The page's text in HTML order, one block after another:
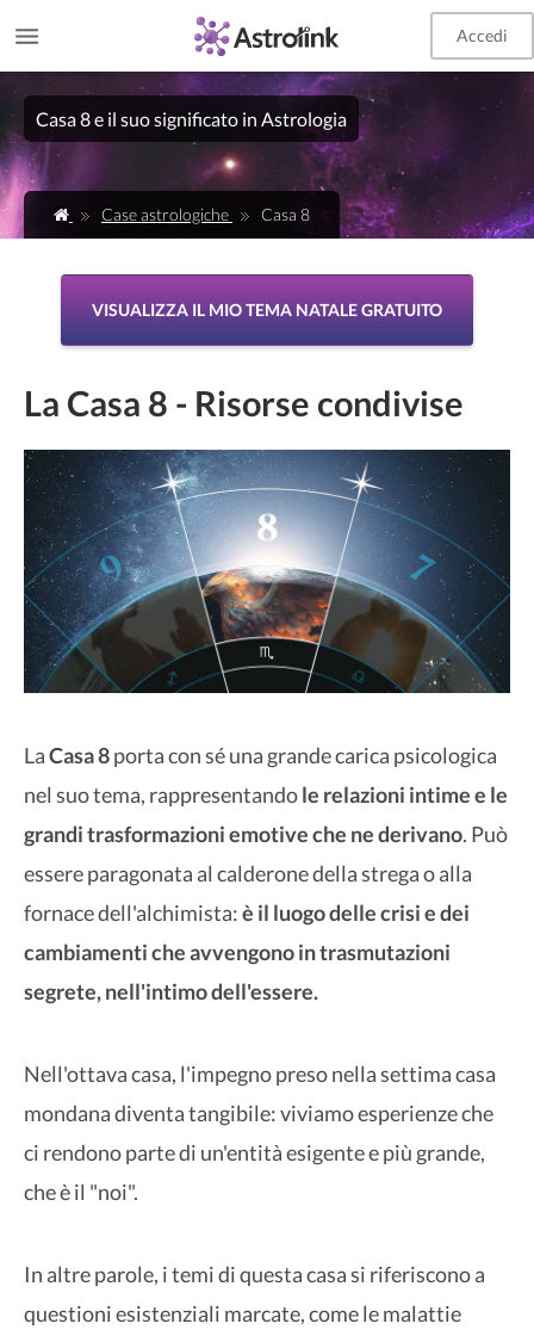
Accedi
Casa 8 e il suo significato in Astrologia
Case astrologiche Casa 8
VISUALIZZA IL MIO TEMA NATALE GRATUITO
La Casa 8 - Risorse condivise
LaCasa 8porta con sé una grande carica psicologica
nel suo tema, rappresentandole relazioni intime e le
grandi trasformazioni emotive che ne derivano. Può
essere paragonata al calderone della strega o alla
fornace dell'alchimista:è il luogo delle crisi e dei
cambiamenti che avvengono in trasmutazioni
segrete, nell'intimo dell'essere.
Nell'ottava casa, l'impegno preso nella settima casa
mondana diventa tangibile: viviamo esperienze che
ci rendono parte di un'entità esigente e più grande,
che è il "noi".
In altre parole, i temi di questa casa si riferiscono a
questioni esistenziali marcate, come le malattie